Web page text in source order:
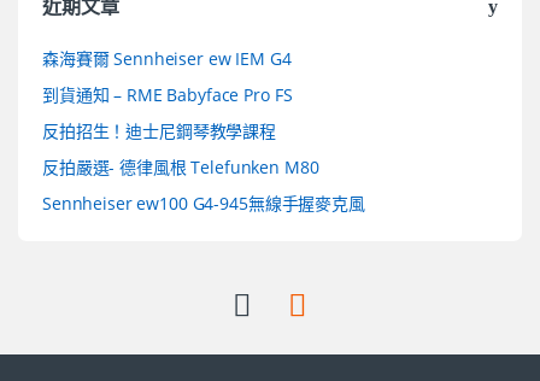
近期文章
森海賽爾 Sennheiser ew IEM G4
到貨通知 – RME Babyface Pro FS
反拍招生！迪士尼鋼琴教學課程
反拍嚴選- 德律風根 Telefunken M80
Sennheiser ew100 G4-945無線手握麥克風